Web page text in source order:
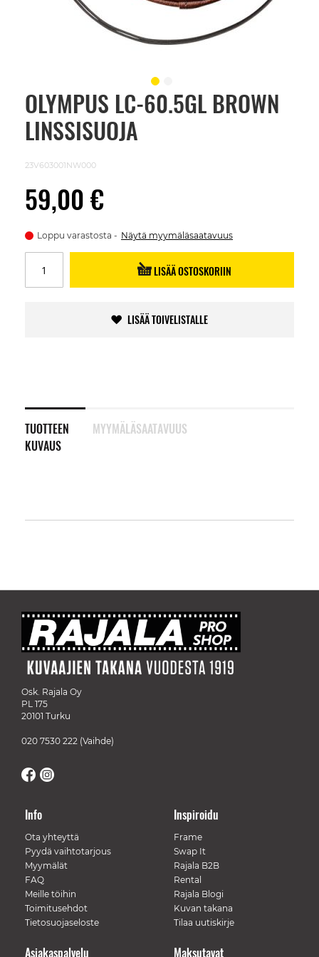
OLYMPUS LC-60.5GL BROWN
LINSSISUOJA
23V603001NW000
59,00 €
Loppu varastosta Näytä myymäläsaatavuus
LISÄÄ OSTOSKORIIN
LISÄÄ TOIVELISTALLE
TUOTTEEN
KUVAUS
MYYMÄLÄSAATAVUUS
Skip
beginning
images
Osk. Rajala Oy
PL 175
20101 Turku
020 7530 222 (Vaihde)
Info
Ota yhteyttä
Pyydä vaihtotarjous
Myymälät
FAQ
Meille töihin
Toimitusehdot
Tietosuojaseloste
Inspiroidu
Frame
Swap It
Rajala B2B
Rental
Rajala Blogi
Kuvan takana
Tilaa uutiskirje
Maksutavat
Asiakaspalvelu